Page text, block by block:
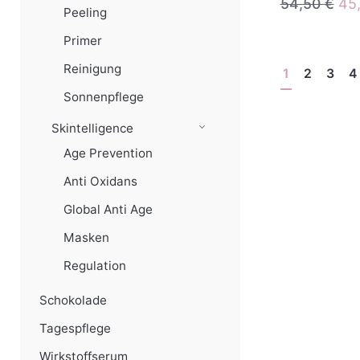
Peeling
Primer
Reinigung
Sonnenpflege
Skintelligence
Age Prevention
Anti Oxidans
Global Anti Age
Masken
Regulation
Schokolade
Tagespflege
Wirkstoffserum
1 2 3 4